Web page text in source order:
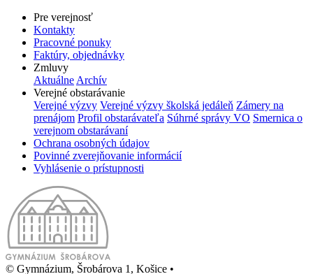
Pre verejnosť
Kontakty
Pracovné ponuky
Faktúry, objednávky
Zmluvy
Aktuálne Archív
Verejné obstarávanie
Verejné výzvy Verejné výzvy školská jedáleň Zámery na
prenájom Profil obstarávateľa Súhrné správy VO Smernica o
verejnom obstarávaní
Ochrana osobných údajov
Povinné zverejňovanie informácií
Vyhlásenie o prístupnosti
© Gymnázium, Šrobárova 1, Košice •